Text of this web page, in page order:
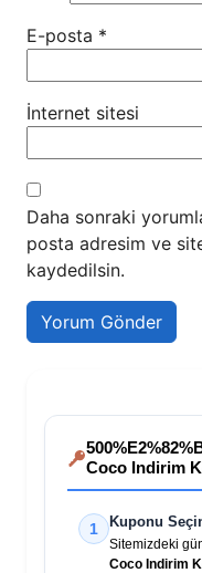
E-posta *
İnternet sitesi
Daha sonraki
posta adresim ve
kaydedilsin.
Coco Indirim
1 Kuponu
Sitemizdeki
Coco Indirim